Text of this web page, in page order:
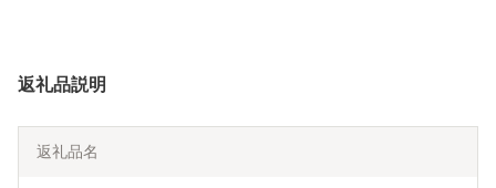
返礼品説明
返礼品名